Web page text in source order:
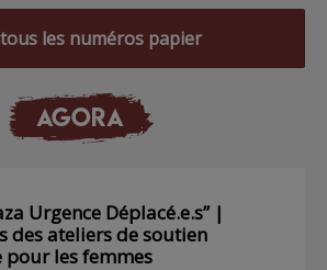
les numéros papier
AGORA
Urgence Déplacé.e.s” |
des ateliers de soutien
les femmes